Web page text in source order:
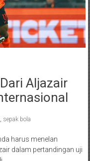
Aljazair
, sepak bola
harus menelan
dalam pertandingan uji